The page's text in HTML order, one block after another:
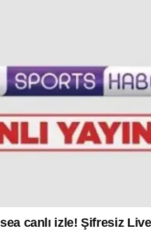
canlı izle! Şifresiz